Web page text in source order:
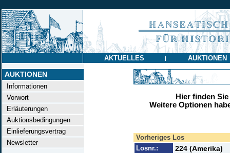
AKTUELLES | AUKTIONEN
AUKTIONEN
Informationen
Vorwort
Erläuterungen
Auktionsbedingungen
Einlieferungsvertrag
Newsletter
Hier finden
Weitere Optionen
Vorheriges Los
Losnr.:
224 (Amerika)